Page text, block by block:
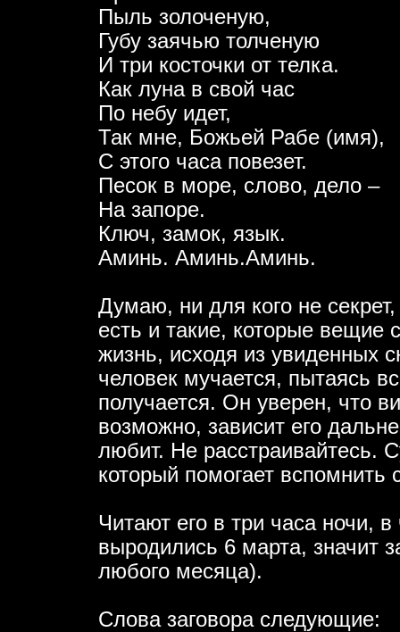
Пыль золоченую,
Губу заячью толченую
И три косточки от телка.
Как луна в свой час
По небу идет,
Так мне, Божьей Рабе (имя),
С этого часа повезет.
Песок в море, слово, дело –
На запоре.
Ключ, замок, язык.
Аминь. Аминь.Аминь.
Думаю, ни для кого не
есть и такие, которые вещие
жизнь, исходя из увиденных
человек мучается, пытаясь
получается. Он уверен, что
возможно, зависит его
любит. Не расстраивайтесь.
который помогает вспомнить
Читают его в три часа ночи,
выродились 6 марта, значит
любого месяца).
Слова заговора следующие: